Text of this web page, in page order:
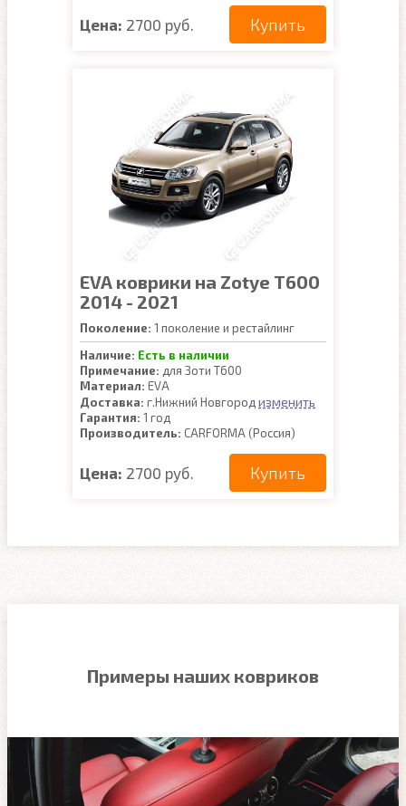
Цена: 2700 руб. Купить
EVA коврики на Zotye T600
2014 - 2021
Поколение: 1 поколение и рестайлинг
Наличие: Есть в наличии
Примечание: для Зоти Т600
Материал: EVA
Доставка: г.Нижний Новгород изменить
Гарантия: 1 год
Производитель: CARFORMA (Россия)
Цена: 2700 руб. Купить
Примеры наших ковриков